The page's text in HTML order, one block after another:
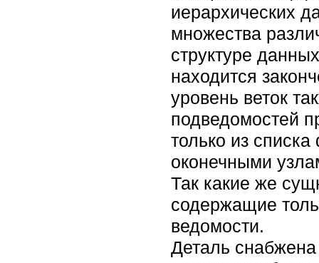
иерархических
множества
структуре
находится
уровень веток
подведомостей
только из
оконечными
Так какие же
содержащие
ведомости.
Деталь